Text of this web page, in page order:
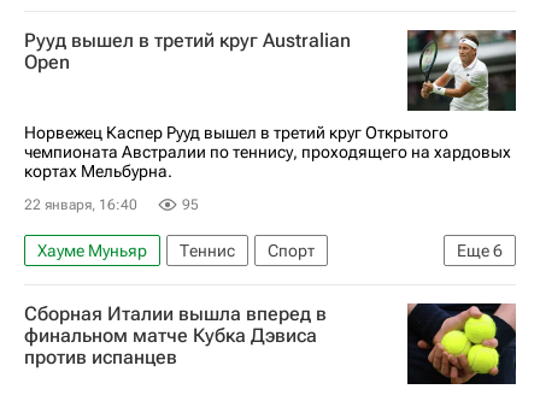
Рууд вышел в третий круг Australian
Open
Норвежец Каспер Рууд вышел в третий круг Открытого
чемпионата Австралии по теннису, проходящего на хардовых
кортах Мельбурна.
22 января, 16:40 95
Еще6
Хауме Муньяр Теннис
Спорт
Австралия
Мельбурн
Хорватия
Каспер Рууд
Марин Чилич Australian Open
Сборная Италии вышла вперед в
финальном матче Кубка Дэвиса
против испанцев